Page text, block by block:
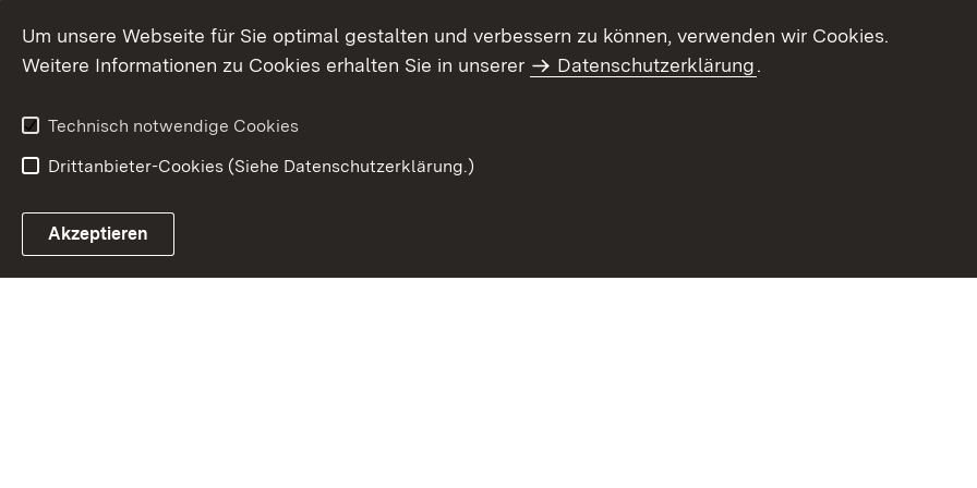
Um unsere Webseite für Sie optimal gestalten und verbessern zu können, verwenden wir Cookies.
Weitere Informationen zu Cookies erhalten Sie in unserer
Datenschutzerklärung.
Technisch notwendige Cookies
Drittanbieter-Cookies (Siehe Datenschutzerklärung.)
Akzeptieren